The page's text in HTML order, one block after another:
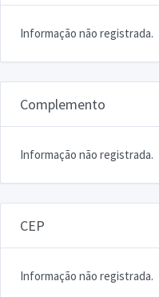
Informação não registrada.
Complemento
Informação não registrada.
CEP
Informação não registrada.